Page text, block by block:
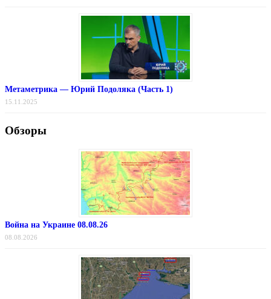
Метаметрика — Юрий Подоляка (Часть 1)
15.11.2025
Обзоры
Война на Украине 08.08.26
08.08.2026